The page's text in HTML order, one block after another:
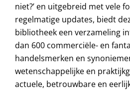
niet?’ en uitgebreid met vele
regelmatige updates, biedt
bibliotheek een verzameling
dan 600 commerciële- en
handelsmerken en
wetenschappelijke en
actuele, betrouwbare en